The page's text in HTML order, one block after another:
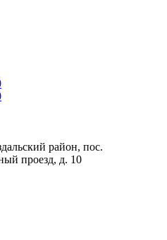
район, пос.
проезд, д. 10